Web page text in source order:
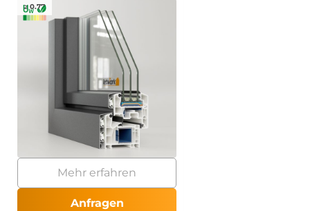
≥ 0.77
Mehr erfahren
Anfragen